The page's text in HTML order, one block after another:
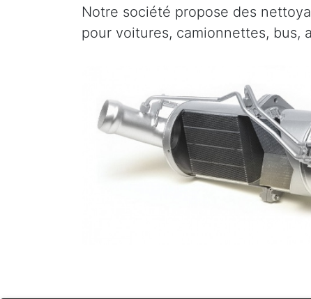
Notre société propose des
pour voitures, camionnettes, bus,